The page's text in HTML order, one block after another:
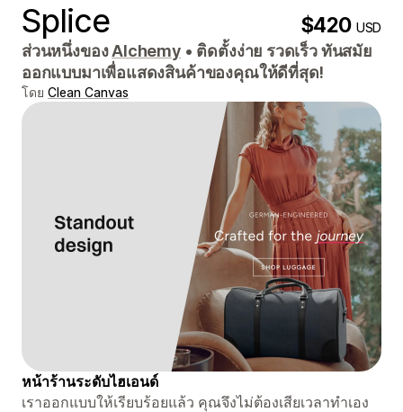
Splice $420USD
ส่วนหนึ่งของAlchemy • ติดตั้งง่าย รวดเร็ว ทันสมัย ​​
ออกแบบมาเพื่อแสดงสินค้าของคุณให้ดีที่สุด!
โดย Clean Canvas
หน้าร้านระดับไฮเอนด์
เราออกแบบให้เรียบร้อยแล้ว คุณจึงไม่ต้องเสียเวลาทำเอง